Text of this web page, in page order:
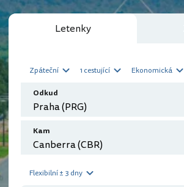
Letenky
Zpáteční 1 cestující Ekonomická
Odkud
Kam
Flexibilní ± 3 dny